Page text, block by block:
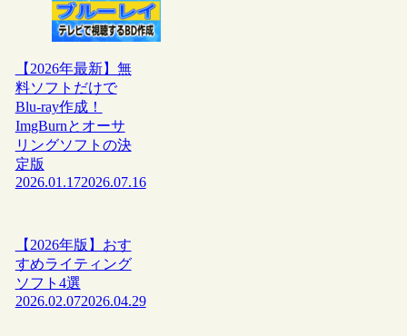
【2026年最新】無
料ソフトだけで
Blu-ray作成！
ImgBurnとオーサ
リングソフトの決
定版
2026.01.172026.07.16
【2026年版】おす
すめライティング
ソフト4選
2026.02.072026.04.29